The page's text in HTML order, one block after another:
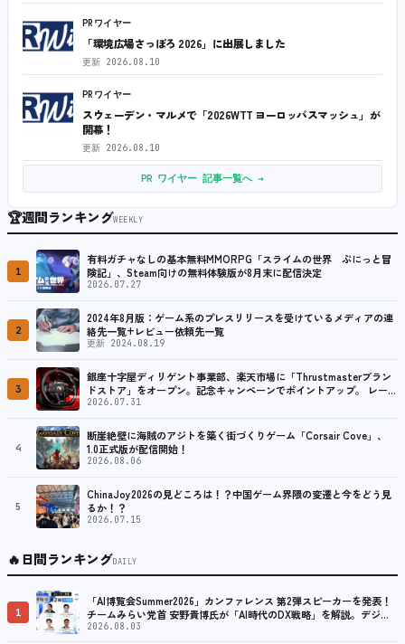
PRワイヤー
「環境広場さっぽろ 2026」に出展しました
更新 2026.08.10
PRワイヤー
スウェーデン・マルメで「2026WTT ヨーロッパスマッシュ」が
開幕！
更新 2026.08.10
PR ワイヤー 記事一覧へ →
🏆週間ランキングWEEKLY
1
有料ガチャなしの基本無料MMORPG「スライムの世界 ぷにっと冒
険記」、Steam向けの無料体験版が8月末に配信決定
2026.07.27
2
2024年8月版：ゲーム系のプレスリリースを受けているメディアの連
絡先一覧+レビュー依頼先一覧
更新 2024.08.19
3
銀座十字屋ディリゲント事業部、楽天市場に「Thrustmasterブラン
ドストア」をオープン。記念キャンペーンでポイントアップ。 レーシ
ング／フライトシム向けコントローラーを中心に、幅広くラインナッ
2026.07.31
4
断崖絶壁に海賊のアジトを築く街づくりゲーム「Corsair Cove」、
1.0正式版が配信開始！
2026.08.06
5
ChinaJoy2026の見どころは！？中国ゲーム界隈の変遷と今をどう見
るか！？
2026.07.15
🔥日間ランキングDAILY
1
「AI博覧会Summer2026」カンファレンス 第2弾スピーカーを発表！
チームみらい党首 安野貴博氏が「AI時代のDX戦略」を解説。デジタ
ル庁のガバメントAI、経営・製造・営業のAI活用事例も公開
2026.08.03